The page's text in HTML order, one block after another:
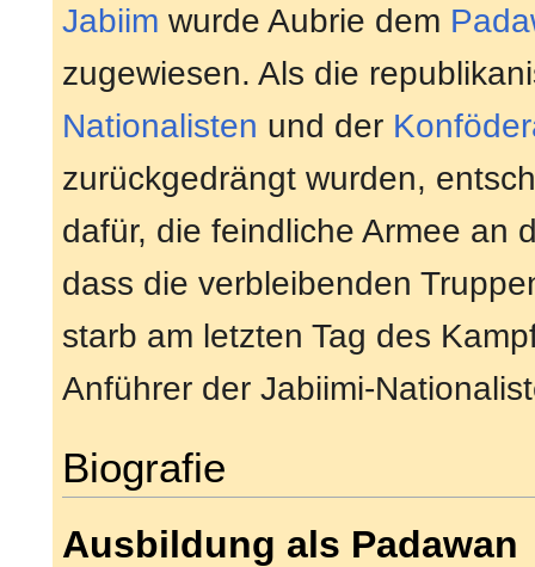
Jabiim wurde Aubrie dem
zugewiesen. Als die
Nationalisten und der
zurückgedrängt wurden,
dafür, die feindliche Armee an
dass die verbleibenden
starb am letzten Tag des
Anführer der Jabiimi-
Biografie
Ausbildung als Padawan